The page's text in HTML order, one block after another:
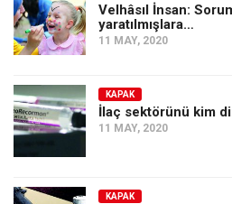
Velhâsıl İnsan:
yaratılmışlara…
11 MAY, 2020
KAPAK
İlaç sektörünü kim
11 MAY, 2020
KAPAK